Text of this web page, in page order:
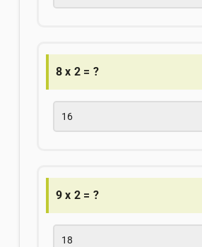
8 x 2 = ?
16
9 x 2 = ?
18